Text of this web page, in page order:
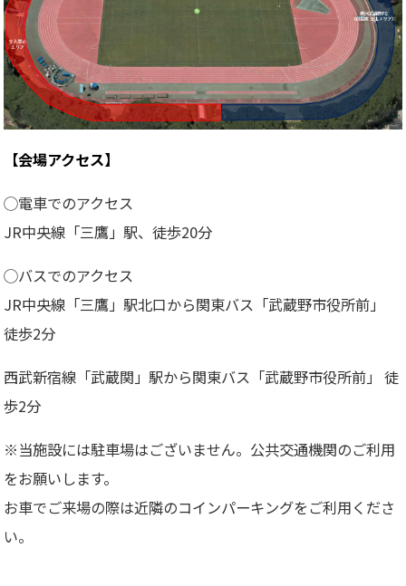
【会場アクセス】
◯電車でのアクセス
JR中央線「三鷹」駅、徒歩20分
◯バスでのアクセス
JR中央線「三鷹」駅北口から関東バス「武蔵野市役所前」
徒歩2分
西武新宿線「武蔵関」駅から関東バス「武蔵野市役所前」 徒
歩2分
※当施設には駐車場はございません。公共交通機関のご利用
をお願いします。
お車でご来場の際は近隣のコインパーキングをご利用くださ
い。